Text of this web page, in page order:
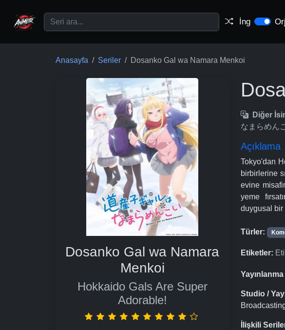
İng Orj
Anasayfa Seriler Dosanko Gal wa Namara Menkoi
Dosanko Gal wa Namara
Menkoi
Hokkaido Gals Are Super
Adorable!
Diğer
なまらめん
Açıklama
Tokyo'dan
birbirlerine
evine
yeme
duygusal bir
Türler:
Etiketler:
Studio /
İlişkili